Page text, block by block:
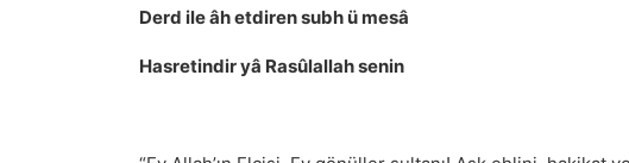
Derd ile âh etdiren subh ü mesâ
Hasretindir yâ Rasûlallah senin